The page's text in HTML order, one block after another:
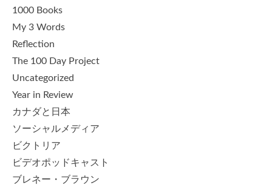
1000 Books
My 3 Words
Reflection
The 100 Day Project
Uncategorized
Year in Review
カナダと日本
ソーシャルメディア
ビクトリア
ビデオポッドキャスト
ブレネー・ブラウン